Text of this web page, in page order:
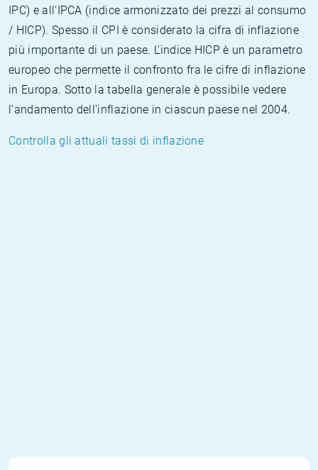
IPC) e all'IPCA (indice armonizzato dei prezzi al consumo
/ HICP). Spesso il CPI è considerato la cifra di inflazione
più importante di un paese. L'indice HICP è un parametro
europeo che permette il confronto fra le cifre di inflazione
in Europa. Sotto la tabella generale è possibile vedere
l'andamento dell'inflazione in ciascun paese nel 2004.
Controlla gli attuali tassi di inflazione